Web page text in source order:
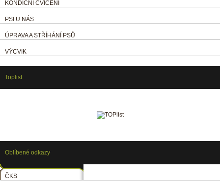
KONDIČNÍ CVIČENÍ
PSI U NÁS
ÚPRAVA A STŘÍHÁNÍ PSŮ
VÝCVIK
Toplist
Oblíbené odkazy
ČKS